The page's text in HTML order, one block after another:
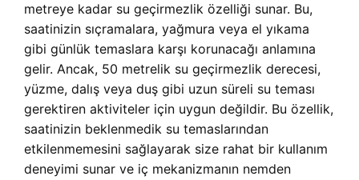
metreye kadar su geçirmezlik özelliği sunar. Bu,
saatinizin sıçramalara, yağmura veya el yıkama
gibi günlük temaslara karşı korunacağı anlamına
gelir. Ancak, 50 metrelik su geçirmezlik derecesi,
yüzme, dalış veya duş gibi uzun süreli su teması
gerektiren aktiviteler için uygun değildir. Bu özellik,
saatinizin beklenmedik su temaslarından
etkilenmemesini sağlayarak size rahat bir kullanım
deneyimi sunar ve iç mekanizmanın nemden